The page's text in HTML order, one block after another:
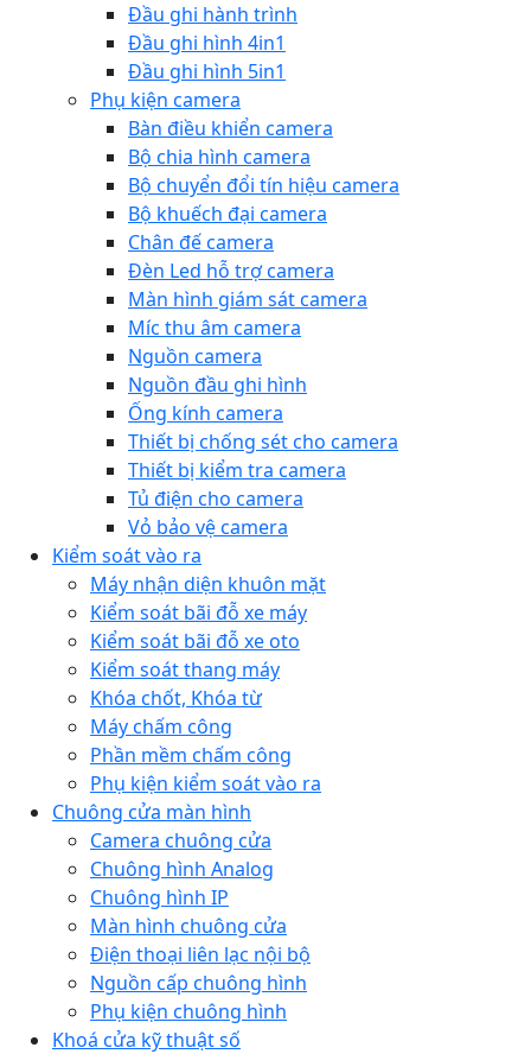
Đầu ghi hành trình
Đầu ghi hình 4in1
Đầu ghi hình 5in1
Phụ kiện camera
Bàn điều khiển camera
Bộ chia hình camera
Bộ chuyển đổi tín hiệu camera
Bộ khuếch đại camera
Chân đế camera
Đèn Led hỗ trợ camera
Màn hình giám sát camera
Míc thu âm camera
Nguồn camera
Nguồn đầu ghi hình
Ống kính camera
Thiết bị chống sét cho camera
Thiết bị kiểm tra camera
Tủ điện cho camera
Vỏ bảo vệ camera
Kiểm soát vào ra
Máy nhận diện khuôn mặt
Kiểm soát bãi đỗ xe máy
Kiểm soát bãi đỗ xe oto
Kiểm soát thang máy
Khóa chốt, Khóa từ
Máy chấm công
Phần mềm chấm công
Phụ kiện kiểm soát vào ra
Chuông cửa màn hình
Camera chuông cửa
Chuông hình Analog
Chuông hình IP
Màn hình chuông cửa
Điện thoại liên lạc nội bộ
Nguồn cấp chuông hình
Phụ kiện chuông hình
Khoá cửa kỹ thuật số